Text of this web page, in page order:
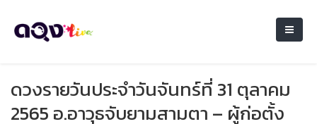
ดวงรายวันประจำวันจันทร์ที่ 31 ตุลาคม
2565 อ.อาวุธจับยามสามตา – ผู้ก่อตั้ง